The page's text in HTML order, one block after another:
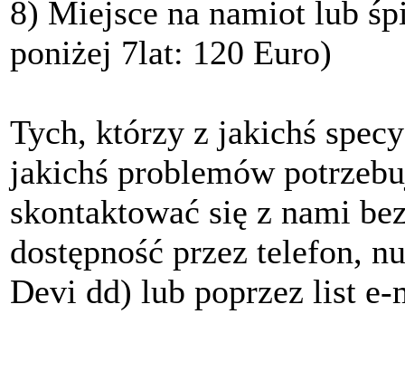
8) Miejsce na namiot lub
poniżej 7lat: 120 Euro)
Tych, którzy z jakichś
jakichś problemów
skontaktować się z nami
dostępność przez telefon,
Devi dd) lub poprzez list e-